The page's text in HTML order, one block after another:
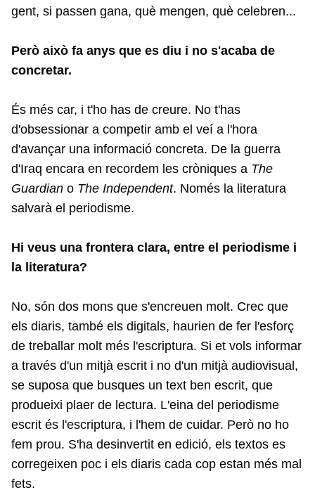
gent, si passen gana, què mengen, què celebren...
Però això fa anys que es diu i no s'acaba de
concretar.
És més car, i t'ho has de creure. No t'has
d'obsessionar a competir amb el veí a l'hora
d'avançar una informació concreta. De la guerra
d'Iraq encara en recordem les cròniques a The
Guardian o The Independent. Només la literatura
salvarà el periodisme.
Hi veus una frontera clara, entre el periodisme i
la literatura?
No, són dos mons que s'encreuen molt. Crec que
els diaris, també els digitals, haurien de fer l'esforç
de treballar molt més l'escriptura. Si et vols informar
a través d'un mitjà escrit i no d'un mitjà audiovisual,
se suposa que busques un text ben escrit, que
produeixi plaer de lectura. L'eina del periodisme
escrit és l'escriptura, i l'hem de cuidar. Però no ho
fem prou. S'ha desinvertit en edició, els textos es
corregeixen poc i els diaris cada cop estan més mal
fets.